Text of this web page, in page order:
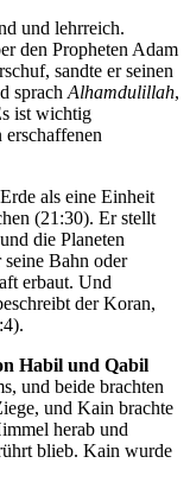
und lehrreich.
den Propheten Adam
sandte er seinen
sprach Alhamdulillah,
ist wichtig
erschaffenen
als eine Einheit
(21:30). Er stellt
die Planeten
Bahn oder
erbaut. Und
der Koran,
Habil und Qabil
und beide brachten
und Kain brachte
herab und
blieb. Kain wurde